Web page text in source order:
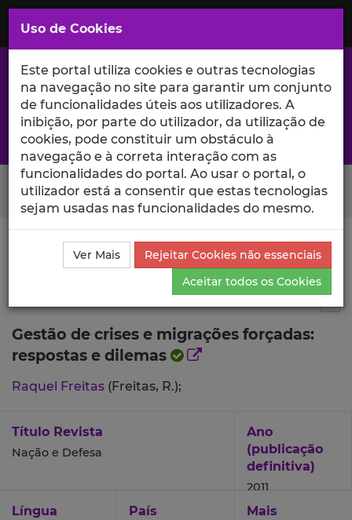
Saltar
para
Conteúdo
Principal
A excelência da investigação e ciência no Iscte
Search Button
Ciência_Iscte Publicações
Descrição Detalhada da
Publicação
Gestão de crises e migrações forçadas:
respostas e dilemas
Raquel Freitas (Freitas, R.);
Título Revista
Nação e Defesa
Ano
(publicação
definitiva)
2011
Língua País
Mais
Uso de Cookies
Este portal utiliza cookies e outras tecnologias
na navegação no site para garantir um conjunto
de funcionalidades úteis aos utilizadores. A
inibição, por parte do utilizador, da utilização de
cookies, pode constituir um obstáculo à
navegação e à correta interação com as
funcionalidades do portal. Ao usar o portal, o
utilizador está a consentir que estas tecnologias
sejam usadas nas funcionalidades do mesmo.
Ver Mais
Rejeitar Cookies não essenciais
Aceitar todos os Cookies